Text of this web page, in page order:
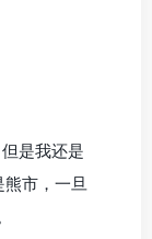
是我还是
熊市，一旦